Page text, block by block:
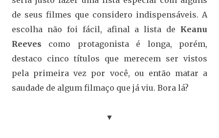
de seus filmes que considero indispensáveis. A
escolha não foi fácil, afinal a lista de Keanu
Reeves como protagonista é longa, porém,
destaco cinco títulos que merecem ser vistos
pela primeira vez por você, ou então matar a
saudade de algum filmaço que já viu. Bora lá?
▼